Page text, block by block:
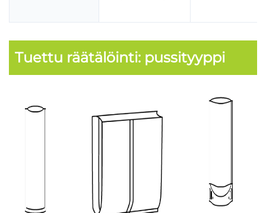
Tuettu räätälöinti: pussityyppi